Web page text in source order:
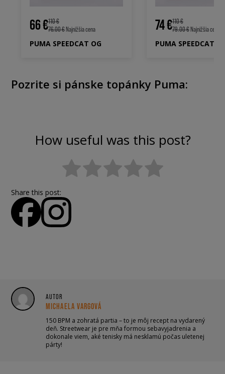
66 €110 €
76.00 €Najnižšia cena
PUMA SPEEDCAT OG
74 €110 €
79.00 €Najnižšia cena
PUMA SPEEDCAT
Pozrite si pánske topánky Puma:
How useful was this post?
Share this post:
AUTOR
MICHAELA VARGOVÁ
150 BPM a zohratá partia – to je môj recept na vydarený
deň. Streetwear je pre mňa formou sebavyjadrenia a
dokonale viem, aké tenisky má nesklamú počas uletenej
párty!